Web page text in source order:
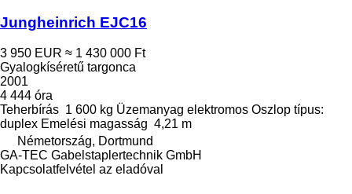
Jungheinrich EJC16
3 950 EUR ≈ 1 430 000 Ft
Gyalogkíséretű targonca
2001
4 444 óra
Teherbírás 1 600 kg Üzemanyag elektromos Oszlop típus:
duplex Emelési magasság 4,21 m
Németország, Dortmund
GA-TEC Gabelstaplertechnik GmbH
Kapcsolatfelvétel az eladóval